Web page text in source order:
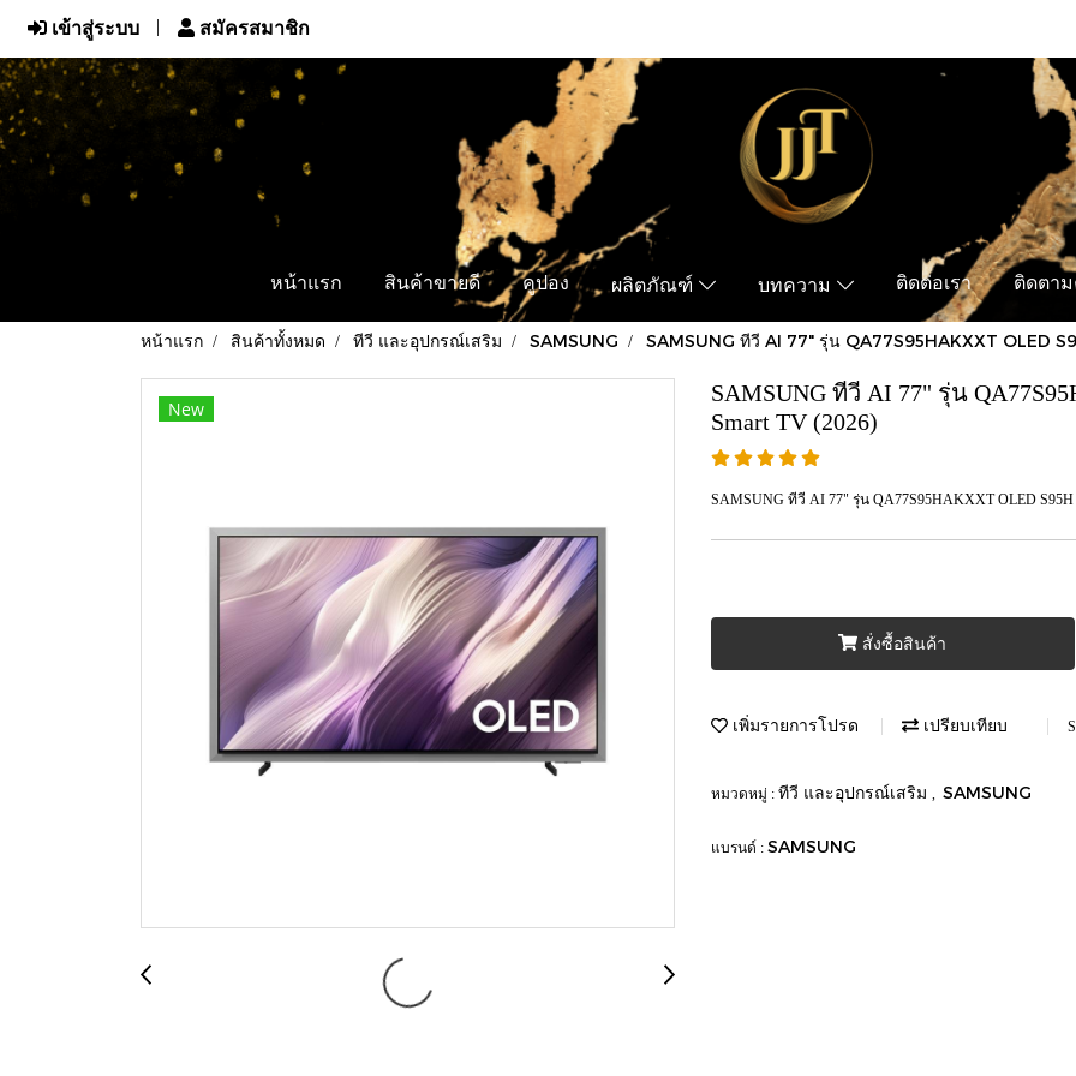
เข้าสู่ระบบ สมัครสมาชิก
หน้าแรก สินค้าขายดี คูปอง ผลิตภัณฑ์ บทความ ติดต่อเรา ติดตา
หน้าแรก สินค้าทั้งหมด ทีวี และอุปกรณ์เสริม SAMSUNG SAMSUNG ทีวี AI 77" รุ่น QA77S95HAKXXT OLED
New
SAMSUNG ทีวี AI 77" รุ่น
Smart TV (2026)
SAMSUNG ทีวี AI 77" รุ่น QA77S95HAKXXT OLED S95H
สั่งซื้อสินค้า
เพิ่มรายการโปรด เปรียบเทียบ
หมวดหมู่ : ทีวี และอุปกรณ์เสริม SAMSUNG
แบรนด์ : SAMSUNG